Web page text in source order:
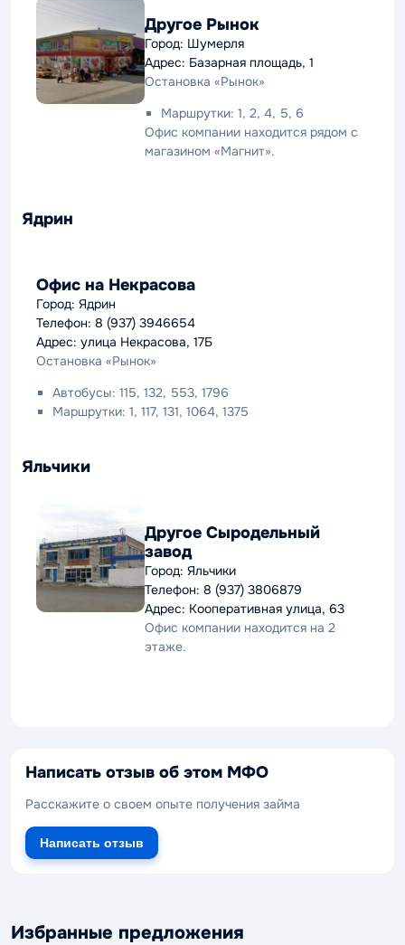
Другое Рынок
Город: Шумерля
Адрес: Базарная площадь, 1
Остановка «Рынок»
Маршрутки: 1, 2, 4, 5, 6
Офис компании находится рядом с
магазином «Магнит».
Ядрин
Офис на Некрасова
Город: Ядрин
Телефон: 8 (937) 3946654
Адрес: улица Некрасова, 17Б
Остановка «Рынок»
Автобусы: 115, 132, 553, 1796
Маршрутки: 1, 117, 131, 1064, 1375
Яльчики
Другое Сыродельный
завод
Город: Яльчики
Телефон: 8 (937) 3806879
Адрес: Кооперативная улица, 63
Офис компании находится на 2
этаже.
Написать отзыв об этом МФО
Расскажите о своем опыте получения займа
Написать отзыв
Избранные предложения